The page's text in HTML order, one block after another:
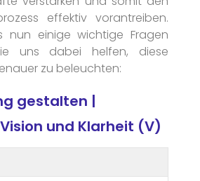
effektiv vorantreiben.
nun einige wichtige Fragen
uns dabei helfen, diese
zu beleuchten:
gestalten |
und Klarheit (V)